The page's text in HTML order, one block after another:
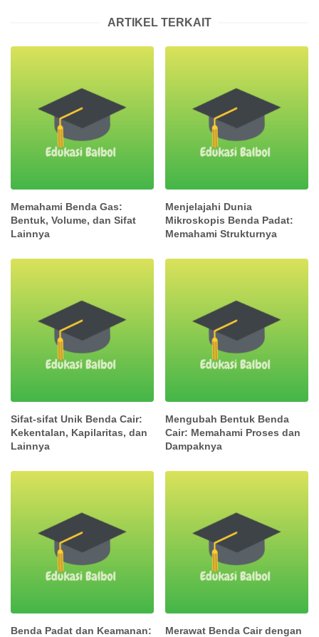
ARTIKEL TERKAIT
Memahami Benda Gas:
Bentuk, Volume, dan Sifat
Lainnya
Menjelajahi Dunia
Mikroskopis Benda Padat:
Memahami Strukturnya
Sifat-sifat Unik Benda Cair:
Kekentalan, Kapilaritas, dan
Lainnya
Mengubah Bentuk Benda
Cair: Memahami Proses dan
Dampaknya
Benda Padat dan Keamanan:
Merawat Benda Cair dengan